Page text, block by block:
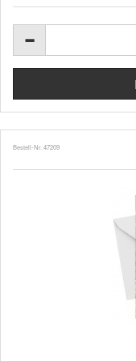
Bestell-Nr. 47209